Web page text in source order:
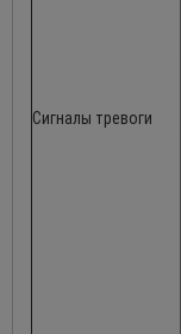
Сигналы тревоги